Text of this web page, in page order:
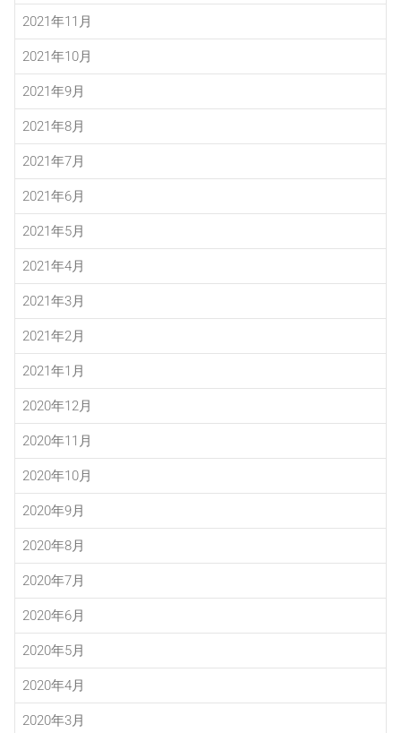
2021年11月
2021年10月
2021年9月
2021年8月
2021年7月
2021年6月
2021年5月
2021年4月
2021年3月
2021年2月
2021年1月
2020年12月
2020年11月
2020年10月
2020年9月
2020年8月
2020年7月
2020年6月
2020年5月
2020年4月
2020年3月